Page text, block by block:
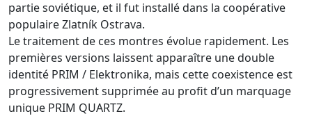
partie soviétique, et il fut installé dans la coopérative
populaire Zlatník Ostrava.
Le traitement de ces montres évolue rapidement. Les
premières versions laissent apparaître une double
identité PRIM / Elektronika, mais cette coexistence est
progressivement supprimée au profit d’un marquage
unique PRIM QUARTZ.